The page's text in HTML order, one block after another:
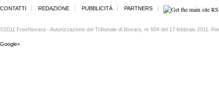
CONTATTI REDAZIONE PUBBLICITÀ PARTNERS
©2011 FreeNovara - Autorizzazione del Tribunale di Novara, nr 504 del 17 febbraio 2011.
Google+